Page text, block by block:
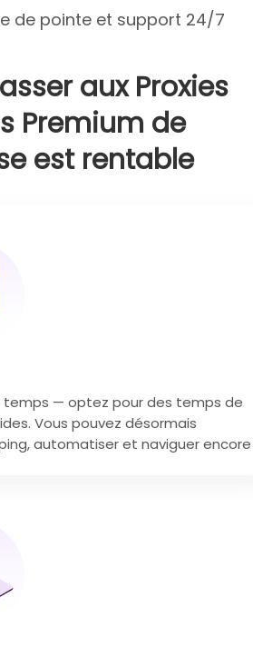
de pointe et support 24/7
aux Proxies
Premium de
est rentable
temps — optez pour des temps de
Vous pouvez désormais
automatiser et naviguer encore